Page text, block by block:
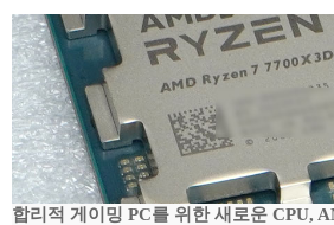
합리적 게이밍 PC를 위한 새로운 CPU,